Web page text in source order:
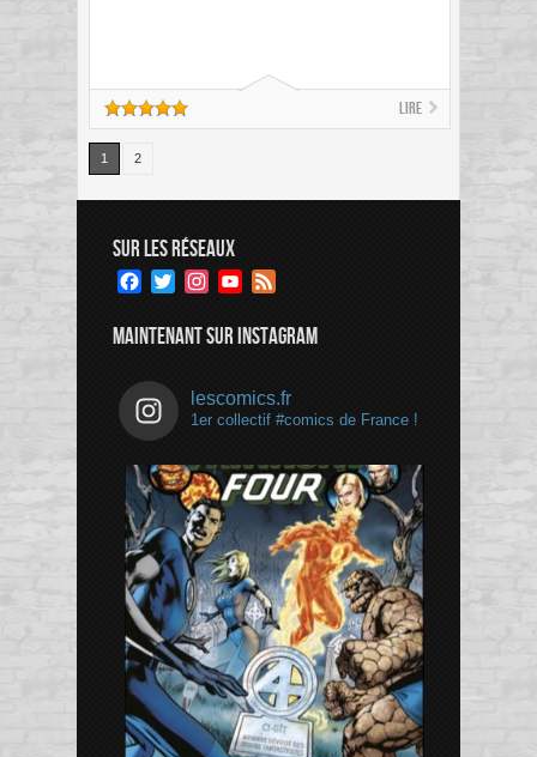
Lire
1 2
SUR LES RÉSEAUX
Facebook
TwitterInstagramYouTube
MAINTENANT SUR INSTAGRAM
lescomics.fr
1er collectif #comics de France !